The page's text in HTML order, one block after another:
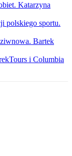
Katarzyna
polskiego sportu.
Bartek
i Columbia